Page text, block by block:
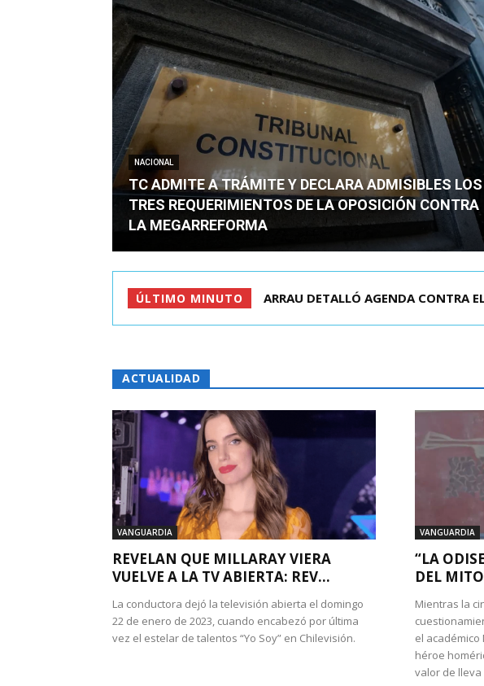
NACIONAL
TC ADMITE A TRÁMITE Y DECLARA ADMISIBLES LOS
TRES REQUERIMIENTOS DE LA OPOSICIÓN CONTRA
LA MEGARREFORMA
ÚLTIMO MINUTO QUIÉN ERA EL JOVEN CHILENO QUE
ACTUALIDAD
VANGUARDIA
REVELAN QUE MILLARAY VIERA
VUELVE A LA TV ABIERTA: REV...
La conductora dejó la televisión abierta el domingo
22 de enero de 2023, cuando encabezó por última
vez el estelar de talentos “Yo Soy” en Chilevisión.
VANGUARDIA
“LA
DEL
Mientras la
el
héroe
valor de lleva